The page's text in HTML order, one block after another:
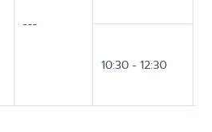
---
10:30 - 12:30